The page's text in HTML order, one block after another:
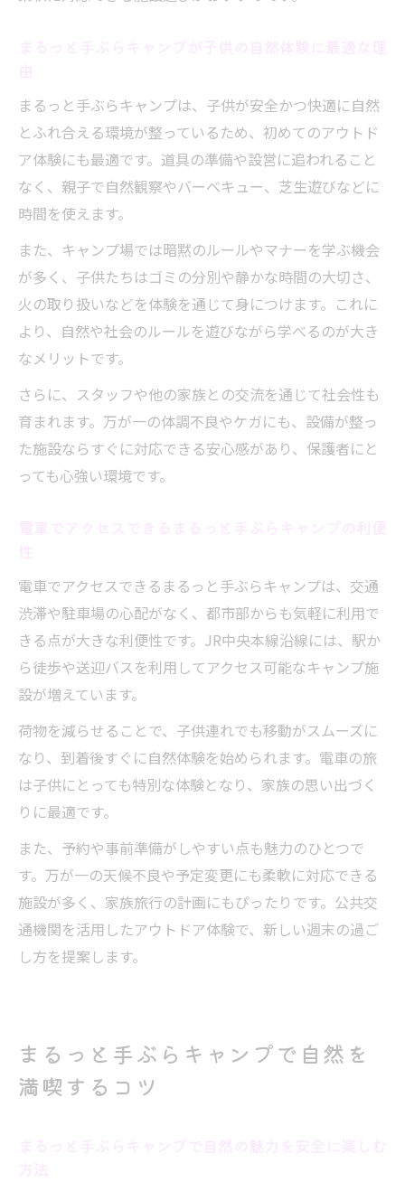
公共交通機関と手ぶらキャンプの上手な組
み合わせ方
親子で安全に移動できる手ぶらキャンプの
工夫検証
まるっと手ぶらキャンプは、子供が安全かつ快適に自然
とふれ合える環境が整っているため、初めてのアウトド
ア体験にも最適です。道具の準備や設営に追われること
なく、親子で自然観察やバーベキュー、芝生遊びなどに
時間を使えます。
また、キャンプ場では暗黙のルールやマナーを学ぶ機会
が多く、子供たちはゴミの分別や静かな時間の大切さ、
火の取り扱いなどを体験を通じて身につけます。これに
より、自然や社会のルールを遊びながら学べるのが大き
なメリットです。
さらに、スタッフや他の家族との交流を通じて社会性も
育まれます。万が一の体調不良やケガにも、設備が整っ
た施設ならすぐに対応できる安心感があり、保護者にと
っても心強い環境です。
電車でアクセスできるまるっと手ぶらキャンプは、交通
渋滞や駐車場の心配がなく、都市部からも気軽に利用で
きる点が大きな利便性です。JR中央本線沿線には、駅か
ら徒歩や送迎バスを利用してアクセス可能なキャンプ施
設が増えています。
荷物を減らせることで、子供連れでも移動がスムーズに
なり、到着後すぐに自然体験を始められます。電車の旅
は子供にとっても特別な体験となり、家族の思い出づく
りに最適です。
また、予約や事前準備がしやすい点も魅力のひとつで
す。万が一の天候不良や予定変更にも柔軟に対応できる
施設が多く、家族旅行の計画にもぴったりです。公共交
通機関を活用したアウトドア体験で、新しい週末の過ご
し方を提案します。
まるっと手ぶらキャンプで自然を
満喫するコツ